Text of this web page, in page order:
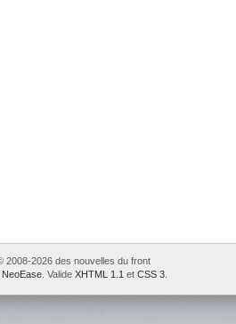
2008-2026 des nouvelles du front
NeoEase . Valide XHTML 1.1 et CSS 3